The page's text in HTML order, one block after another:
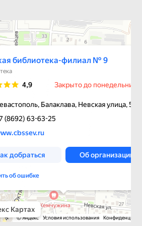
№ 9